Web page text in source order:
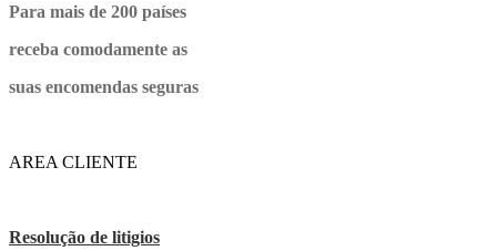
Para mais de 200 países
receba comodamente as
suas encomendas seguras
AREA CLIENTE
Resolução de litigios